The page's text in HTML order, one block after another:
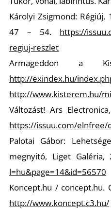
Károlyi Zsigmond: Régiúj,
47 – 54. https://
regiuj-reszlet
Armageddon a
http://exindex.hu/
http://www.kisterem.hu/
Változást! Ars
https://issuu.com/elnfree/
Palotai Gábor:
megnyitó, Liget Galéria,
l=hu&page=14&id=56570
Koncept.hu / concept.hu.
http://www.koncept.c3.hu/